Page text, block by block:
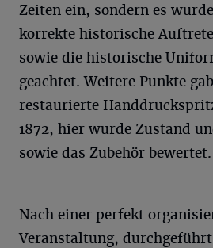
Zeiten ein, sondern es
korrekte historische
sowie die historische
geachtet. Weitere Punkte
restaurierte
1872, hier wurde Zustand
sowie das Zubehör bewertet.
Nach einer perfekt
Veranstaltung,